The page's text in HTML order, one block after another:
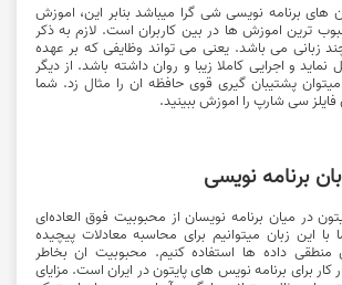
برنامه نویسی شی گرا میباشد بنابر این، اموزش
ترین اموزش ها در بین کاربران است. لازم به ذکر
می باشد. یعنی می تواند وظایفی که بر عهده
نماید و اجرایی کاملا زیبا و روان داشته باشد. از دیگر
پشتیبان گیری قوی حافظه ان را مثال زد. شما
فایلز سی شارپ را اموزش ببینید.
برنامه نویسی
در میان برنامه نویسان از محبوبیت فوق ‌العاده‌ای
با این زبان میتوانیم برای محاسبه معادلات پیچیده
داده ها استفاده کنیم. محبوبیت ان بخاطر
برای برنامه‌ نویس‌ های پایتون در ایران است. مزایای